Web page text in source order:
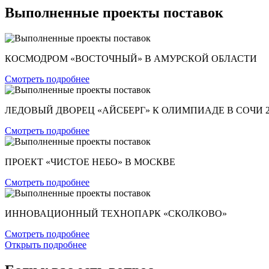
Выполненные проекты поставок
КОСМОДРОМ «ВОСТОЧНЫЙ» В АМУРСКОЙ ОБЛАСТИ
Смотреть подробнее
ЛЕДОВЫЙ ДВОРЕЦ «АЙСБЕРГ» К ОЛИМПИАДЕ В СОЧИ
Смотреть подробнее
ПРОЕКТ «ЧИСТОЕ НЕБО» В МОСКВЕ
Смотреть подробнее
ИННОВАЦИОННЫЙ ТЕХНОПАРК «СКОЛКОВО»
Смотреть подробнее
Открыть подробнее